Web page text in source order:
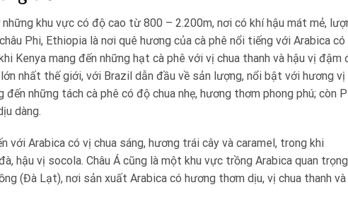
khu vực có độ cao từ 800 – 2.200m, nơi có khí hậu mát mẻ,
Phi, Ethiopia là nơi quê hương của cà phê nổi tiếng với Arabica có
Kenya mang đến những hạt cà phê với vị chua thanh và hậu vị đậm
nhất thế giới, với Brazil dẫn đầu về sản lượng, nổi bật với hương vị
đến những tách cà phê có độ chua nhẹ, hương thơm phong phú; còn
dàng.
với Arabica có vị chua sáng, hương trái cây và caramel, trong khi
hậu vị socola. Châu Á cũng là một khu vực trồng Arabica quan
(Đà Lạt), nơi sản xuất Arabica có hương thơm dịu, vị chua thanh và